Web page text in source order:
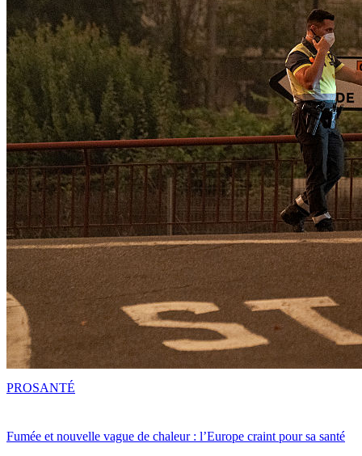
Fumée et nouvelle vague de chaleur : l’Europe craint pour sa santé
PROSANTÉ